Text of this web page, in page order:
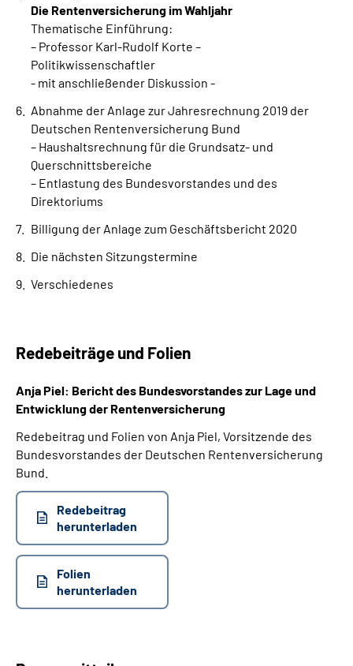
Die Rentenversicherung im Wahljahr
Thematische Einführung:
– Professor Karl-Rudolf Korte –
Politikwissenschaftler
- mit anschließender Diskussion -
Abnahme der Anlage zur Jahresrechnung 2019 der
Deutschen Rentenversicherung Bund
– Haushaltsrechnung für die Grundsatz- und
Querschnittsbereiche
– Entlastung des Bundesvorstandes und des
Direktoriums
Billigung der Anlage zum Geschäftsbericht 2020
Die nächsten Sitzungstermine
Verschiedenes
Redebeiträge und Folien
Anja Piel: Bericht des Bundesvorstandes zur Lage und
Entwicklung der Rentenversicherung
Redebeitrag und Folien von Anja Piel, Vorsitzende des
Bundesvorstandes der Deutschen Rentenversicherung
Bund.
Redebeitrag
herunterladen
Folien
herunterladen